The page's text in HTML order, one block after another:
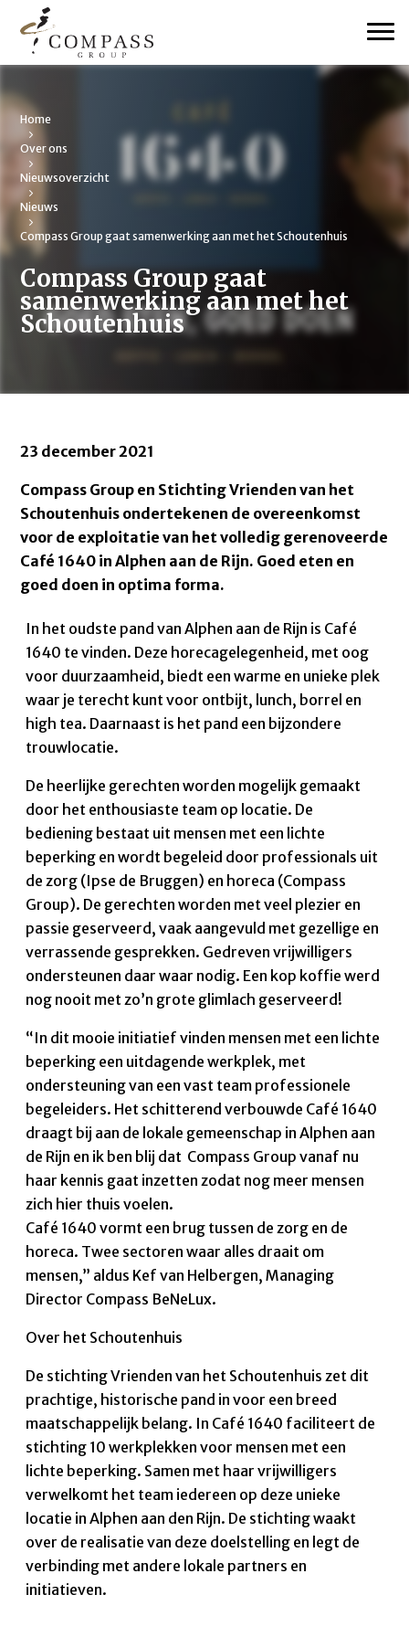
Home
Over ons
Nieuwsoverzicht
Nieuws
Compass Group gaat samenwerking aan met het Schoutenhuis
Compass Group gaat
samenwerking aan met het
Schoutenhuis
23 december 2021
Compass Group en Stichting Vrienden van het
Schoutenhuis ondertekenen de overeenkomst
voor de exploitatie van het volledig gerenoveerde
Café 1640 in Alphen aan de Rijn. Goed eten en
goed doen in optima forma.
In het oudste pand van Alphen aan de Rijn is Café
1640 te vinden. Deze horecagelegenheid, met oog
voor duurzaamheid, biedt een warme en unieke plek
waar je terecht kunt voor ontbijt, lunch, borrel en
high tea. Daarnaast is het pand een bijzondere
trouwlocatie.
De heerlijke gerechten worden mogelijk gemaakt
door het enthousiaste team op locatie. De
bediening bestaat uit mensen met een lichte
beperking en wordt begeleid door professionals uit
de zorg (Ipse de Bruggen) en horeca (Compass
Group). De gerechten worden met veel plezier en
passie geserveerd, vaak aangevuld met gezellige en
verrassende gesprekken. Gedreven vrijwilligers
ondersteunen daar waar nodig. Een kop koffie werd
nog nooit met zo’n grote glimlach geserveerd!
“In dit mooie initiatief vinden mensen met een lichte
beperking een uitdagende werkplek, met
ondersteuning van een vast team professionele
begeleiders. Het schitterend verbouwde Café 1640
draagt bij aan de lokale gemeenschap in Alphen aan
de Rijn en ik ben blij dat Compass Group vanaf nu
haar kennis gaat inzetten zodat nog meer mensen
zich hier thuis voelen.
Café 1640 vormt een brug tussen de zorg en de
horeca. Twee sectoren waar alles draait om
mensen,” aldus Kef van Helbergen, Managing
Director Compass BeNeLux.
Over het Schoutenhuis
De stichting Vrienden van het Schoutenhuis zet dit
prachtige, historische pand in voor een breed
maatschappelijk belang. In Café 1640 faciliteert de
stichting 10 werkplekken voor mensen met een
lichte beperking. Samen met haar vrijwilligers
verwelkomt het team iedereen op deze unieke
locatie in Alphen aan den Rijn. De stichting waakt
over de realisatie van deze doelstelling en legt de
verbinding met andere lokale partners en
initiatieven.